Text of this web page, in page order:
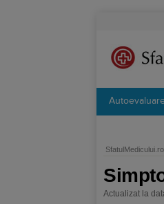
SfatulMedicului.ro
Actualizat la